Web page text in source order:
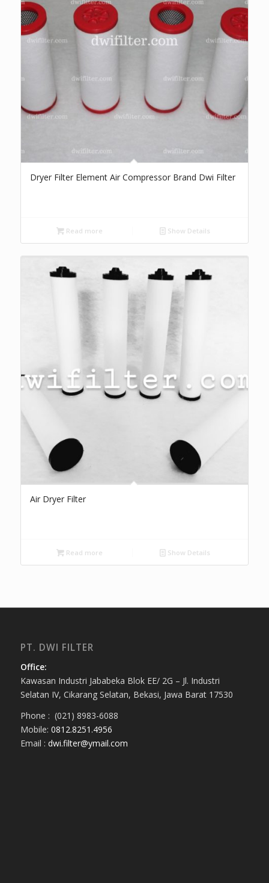
Dryer Filter Element Air Compressor Brand Dwi Filter
Read more Show Details
Air Dryer Filter
Read more Show Details
PT. DWI FILTER
Office:
Kawasan Industri Jababeka Blok EE/ 2G – Jl. Industri
Selatan IV, Cikarang Selatan, Bekasi, Jawa Barat 17530
Phone : (021) 8983-6088
Mobile: 0812.8251.4956
Email : dwi.filter@ymail.com